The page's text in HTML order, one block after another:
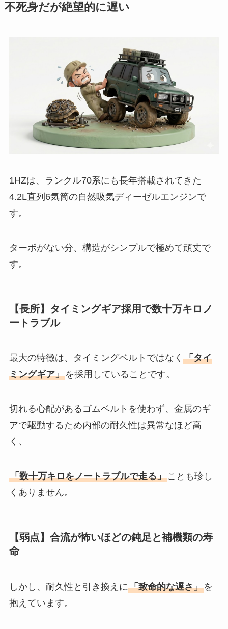
不死身だが絶望的に遅い
1HZは、ランクル70系にも長年搭載されてきた
4.2L直列6気筒の自然吸気ディーゼルエンジンで
す。
ターボがない分、構造がシンプルで極めて頑丈で
す。
【長所】タイミングギア採用で数十万キロノ
ートラブル
最大の特徴は、タイミングベルトではなく 「タイ
ミングギア」を採用していることです。
切れる心配があるゴムベルトを使わず、金属のギ
アで駆動するため内部の耐久性は異常なほど高
く、
「数十万キロをノートラブルで走る」ことも珍し
くありません。
【弱点】合流が怖いほどの鈍足と補機類の寿
命
しかし、耐久性と引き換えに「致命的な遅さ」を
抱えています。